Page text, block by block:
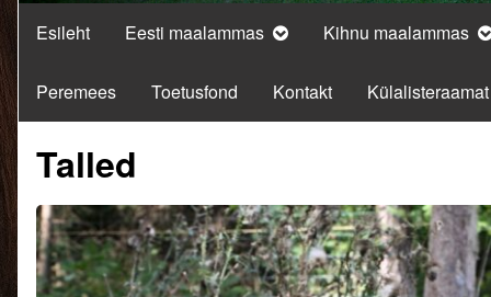
Esileht Eesti maalammas Kihnu maalammas
Peremees Toetusfond Kontakt Külalisteraamat
Talled